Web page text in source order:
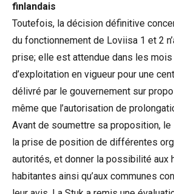
finlandais
Toutefois, la décision définitive
du fonctionnement de Loviisa 1 et 2
prise; elle est attendue dans les mois
d’exploitation en vigueur pour une
délivré par le gouvernement sur
même que l’autorisation de
Avant de soumettre sa proposition,
la prise de position de différentes
autorités, et donner la possibilité aux
habitantes ainsi qu’aux communes